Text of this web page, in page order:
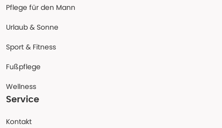
Pflege für den Mann
Urlaub & Sonne
Sport & Fitness
Fußpflege
Wellness
Service
Kontakt